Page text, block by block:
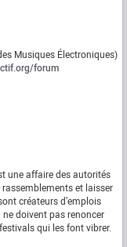
Musiques Électroniques)
forum
une affaire des autorités
et laisser
créateurs d’emplois
doivent pas renoncer
qui les font vibrer.